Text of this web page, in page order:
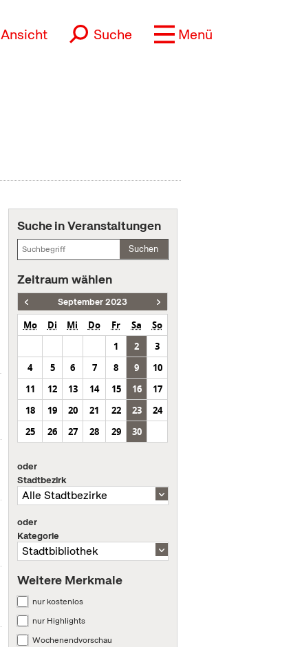
Ansicht Suche Menü
Suche in Veranstaltungen
Suchen
Zeitraum wählen
September 2023
Mo Di Mi Do Fr Sa
So
1
2
3
4
5 6 7 8 9
10
11
12 13 14 15 16
17
18
19 20 21 22 23
24
25
26 27 28 29 30
oder
Stadtbezirk
oder
Kategorie
Weitere Merkmale
nur kostenlos
nur Highlights
Wochenendvorschau